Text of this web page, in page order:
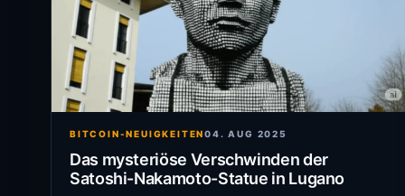
BITCOIN-NEUIGKEITEN04. AUG 2025
Das mysteriöse Verschwinden der
Satoshi-Nakamoto-Statue in Lugano